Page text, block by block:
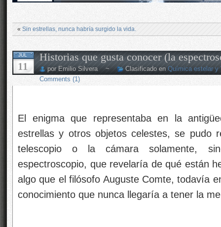
« Sin estrellas, nunca habría surgido la vida.
JUL
11
Historias que gusta conocer (la
por Emilio Silvera ~ Clasificado enQuímica estelar y
Comments (1)
El enigma que representaba en la
estrellas y otros objetos celestes, se pudo
telescopio o la cámara solamente,
espectroscopio, que revelaría de qué están
algo que el filósofo Auguste Comte, todavía
conocimiento que nunca llegaría a tener la